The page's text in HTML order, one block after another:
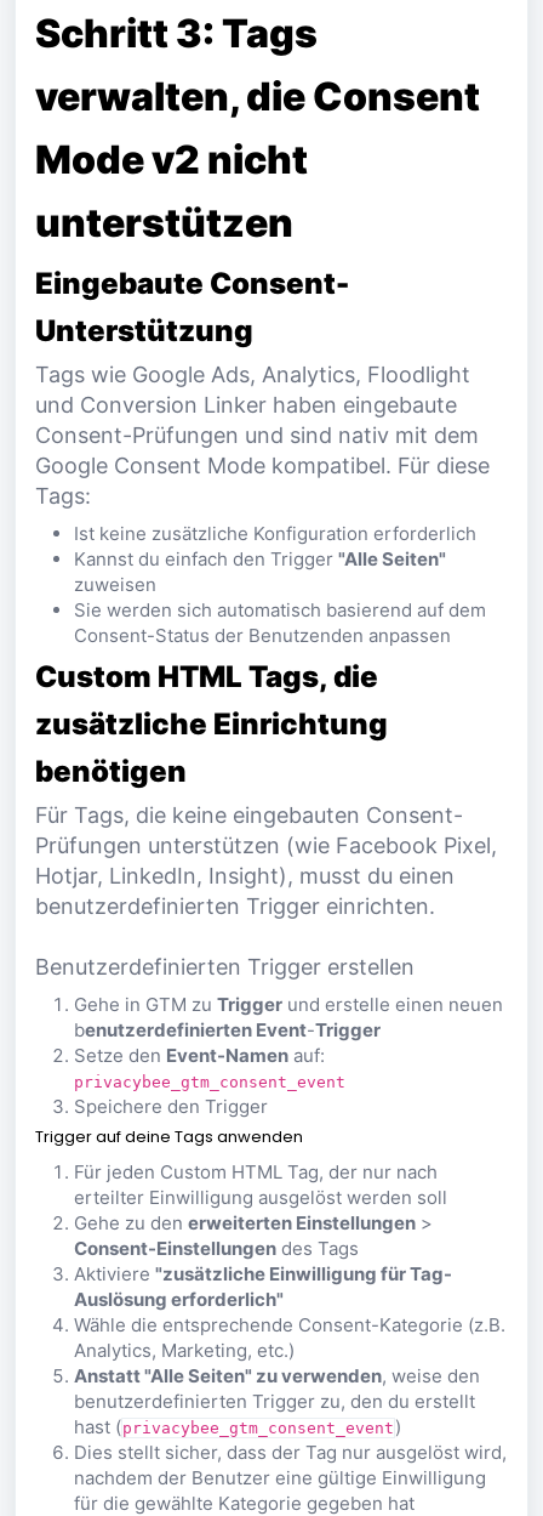
Schritt 3: Tags
verwalten, die Consent
Mode v2 nicht
unterstützen
Eingebaute Consent-
Unterstützung
Tags wie Google Ads, Analytics, Floodlight
und Conversion Linker haben eingebaute
Consent-Prüfungen und sind nativ mit dem
Google Consent Mode kompatibel. Für diese
Tags:
Ist keine zusätzliche Konfiguration erforderlich
Kannst du einfach den Trigger "Alle Seiten"
zuweisen
Sie werden sich automatisch basierend auf dem
Consent-Status der Benutzenden anpassen
Custom HTML Tags, die
zusätzliche Einrichtung
benötigen
Für Tags, die keine eingebauten Consent-
Prüfungen unterstützen (wie Facebook Pixel,
Hotjar, LinkedIn, Insight), musst du einen
benutzerdefinierten Trigger einrichten.
Benutzerdefinierten Trigger erstellen
Gehe in GTM zu Trigger und erstelle einen neuen
benutzerdefinierten Event-Trigger
Setze den Event-Namen auf:
privacybee_gtm_consent_event
Speichere den Trigger
Trigger auf deine Tags anwenden
Für jeden Custom HTML Tag, der nur nach
erteilter Einwilligung ausgelöst werden soll
Gehe zu den erweiterten Einstellungen >
Consent-Einstellungen des Tags
Aktiviere "zusätzliche Einwilligung für Tag-
Auslösung erforderlich"
Wähle die entsprechende Consent-Kategorie (z.B.
Analytics, Marketing, etc.)
Anstatt "Alle Seiten" zu verwenden, weise den
benutzerdefinierten Trigger zu, den du erstellt
hast (privacybee_gtm_consent_event )
Dies stellt sicher, dass der Tag nur ausgelöst wird,
nachdem der Benutzer eine gültige Einwilligung
für die gewählte Kategorie gegeben hat